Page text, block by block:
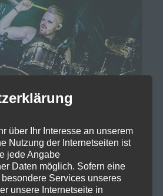
über Ihr Interesse an unserem
Nutzung der Internetseiten ist
jede Angabe
Daten möglich. Sofern eine
Services unseres
unsere Internetseite in